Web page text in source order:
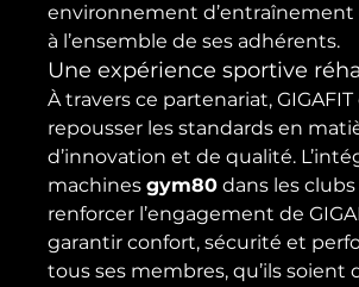
environnement d’entraînement
à l’ensemble de ses adhérents.
Une expérience sportive
À travers ce partenariat,
repousser les standards en
d’innovation et de qualité.
machines gym80 dans les
renforcer l’engagement de
garantir confort, sécurité et
tous ses membres, qu’ils soient